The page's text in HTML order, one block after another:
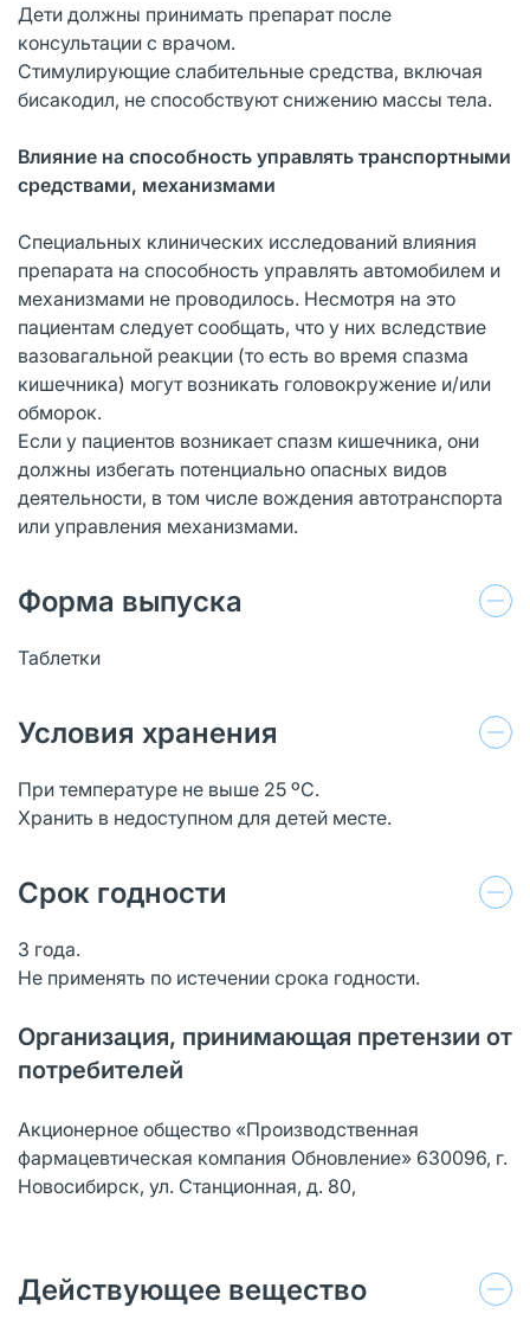
Дети должны принимать препарат после
консультации с врачом.
Стимулирующие слабительные средства, включая
бисакодил, не способствуют снижению массы тела.
Влияние на способность управлять транспортными
средствами, механизмами
Специальных клинических исследований влияния
препарата на способность управлять автомобилем и
механизмами не проводилось. Несмотря на это
пациентам следует сообщать, что у них вследствие
вазовагальной реакции (то есть во время спазма
кишечника) могут возникать головокружение и/или
обморок.
Если у пациентов возникает спазм кишечника, они
должны избегать потенциально опасных видов
деятельности, в том числе вождения автотранспорта
или управления механизмами.
Форма выпуска
Таблетки
Условия хранения
При температуре не выше 25 ºС.
Хранить в недоступном для детей месте.
Срок годности
3 года.
Не применять по истечении срока годности.
Организация, принимающая претензии от
потребителей
Акционерное общество «Производственная
фармацевтическая компания Обновление» 630096, г.
Новосибирск, ул. Станционная, д. 80,
Действующее вещество